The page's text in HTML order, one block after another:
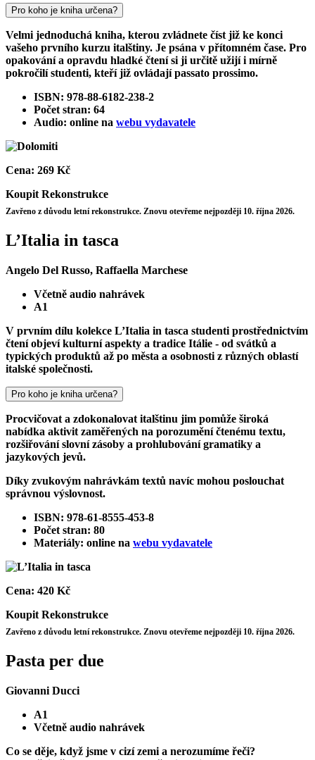
Pro koho je kniha určena?
Velmi jednoduchá kniha, kterou zvládnete číst již ke konci
vašeho prvního kurzu italštiny. Je psána v přítomném čase. Pro
opakování a opravdu hladké čtení si ji určitě užijí i mírně
pokročilí studenti, kteří již ovládají passato prossimo.
ISBN: 978-88-6182-238-2
Počet stran: 64
Audio: online na webu vydavatele
Cena: 269 Kč
Koupit Rekonstrukce
Zavřeno z důvodu letní rekonstrukce. Znovu otevřeme nejpozději 10. října 2026.
L’Italia in tasca
Angelo Del Russo, Raffaella Marchese
Včetně audio nahrávek
A1
V prvním dílu kolekce L’Italia in tasca studenti prostřednictvím
čtení objeví kulturní aspekty a tradice Itálie - od svátků a
typických produktů až po města a osobnosti z různých oblastí
italské společnosti.
Pro koho je kniha určena?
Procvičovat a zdokonalovat italštinu jim pomůže široká
nabídka aktivit zaměřených na porozumění čtenému textu,
rozšiřování slovní zásoby a prohlubování gramatiky a
jazykových jevů.
Díky zvukovým nahrávkám textů navíc mohou poslouchat
správnou výslovnost.
ISBN: 978-61-8555-453-8
Počet stran: 80
Materiály: online na webu vydavatele
Cena: 420 Kč
Koupit Rekonstrukce
Zavřeno z důvodu letní rekonstrukce. Znovu otevřeme nejpozději 10. října 2026.
Pasta per due
Giovanni Ducci
A1
Včetně audio nahrávek
Co se děje, když jsme v cizí zemi a nerozumíme řeči?